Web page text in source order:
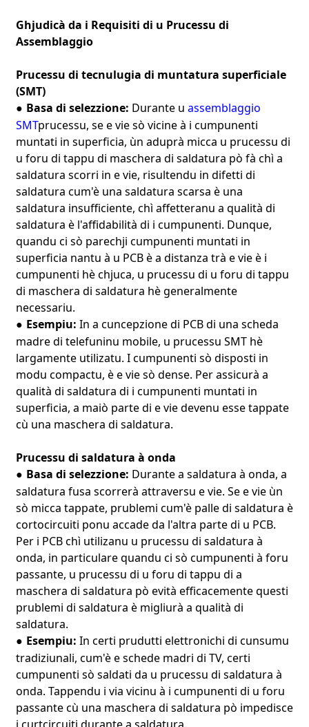
Ghjudicà da i Requisiti di u Prucessu di
Assemblaggio
Prucessu di tecnulugia di muntatura superficiale
(SMT)
● Basa di selezzione: Durante u assemblaggio
SMTprucessu, se e vie sò vicine à i cumpunenti
muntati in superficia, ùn aduprà micca u prucessu di
u foru di tappu di maschera di saldatura pò fà chì a
saldatura scorri in e vie, risultendu in difetti di
saldatura cum'è una saldatura scarsa è una
saldatura insufficiente, chì affetteranu a qualità di
saldatura è l'affidabilità di i cumpunenti. Dunque,
quandu ci sò parechji cumpunenti muntati in
superficia nantu à u PCB è a distanza trà e vie è i
cumpunenti hè chjuca, u prucessu di u foru di tappu
di maschera di saldatura hè generalmente
necessariu.
● Esempiu: In a cuncepzione di PCB di una scheda
madre di telefuninu mobile, u prucessu SMT hè
largamente utilizatu. I cumpunenti sò disposti in
modu compactu, è e vie sò dense. Per assicurà a
qualità di saldatura di i cumpunenti muntati in
superficia, a maiò parte di e vie devenu esse tappate
cù una maschera di saldatura.
Prucessu di saldatura à onda
● Basa di selezzione: Durante a saldatura à onda, a
saldatura fusa scorrerà attraversu e vie. Se e vie ùn
sò micca tappate, prublemi cum'è palle di saldatura è
cortocircuiti ponu accade da l'altra parte di u PCB.
Per i PCB chì utilizanu u prucessu di saldatura à
onda, in particulare quandu ci sò cumpunenti à foru
passante, u prucessu di u foru di tappu di a
maschera di saldatura pò evità efficacemente questi
prublemi di saldatura è migliurà a qualità di
saldatura.
● Esempiu: In certi prudutti elettronichi di cunsumu
tradiziunali, cum'è e schede madri di TV, certi
cumpunenti sò saldati da u prucessu di saldatura à
onda. Tappendu i via vicinu à i cumpunenti di u foru
passante cù una maschera di saldatura pò impedisce